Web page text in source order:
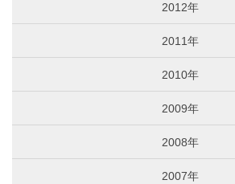
2012年
2011年
2010年
2009年
2008年
2007年